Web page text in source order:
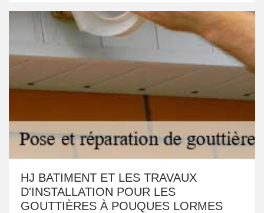
HJ BATIMENT ET LES TRAVAUX
D'INSTALLATION POUR LES
GOUTTIÈRES À POUQUES LORMES